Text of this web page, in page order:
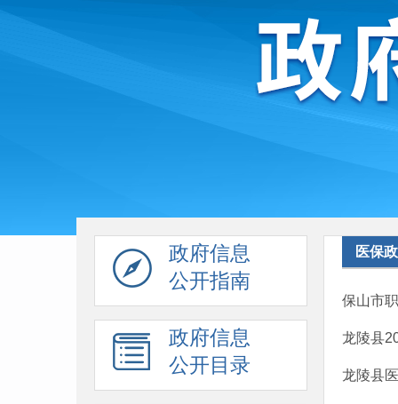
政府信息
公开指南
政府信息
公开目录
医保
保山市
龙陵县
龙陵县